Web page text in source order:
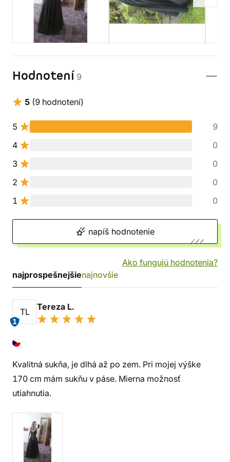
Hodnotení 9
5 (9 hodnotení)
5
9
4
0
3
0
2
0
1
0
napíš hodnotenie
Ako fungujú hodnotenia?
najprospešnejšienajnovšie
TL
1
Tereza L.
Kvalitná sukňa, je dlhá až po zem. Pri mojej výške
170 cm mám sukňu v páse. Mierna možnosť
utiahnutia.